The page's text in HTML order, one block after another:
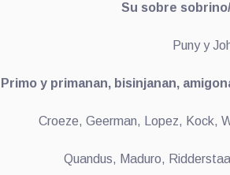
Su sobre
Puny y
Primo y primanan, bisinjanan,
Croeze, Geerman, Lopez, Kock,
Quandus, Maduro,